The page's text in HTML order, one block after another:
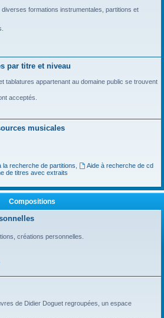
diverses formations instrumentales, partitions et
par titre et niveau
tablatures appartenant au domaine public se trouvent
acceptés.
musicales
la recherche de partitions
Aide à recherche de cd
de titres avec extraits
Compositions
créations personnelles.
de Didier Doguet regroupées, un espace